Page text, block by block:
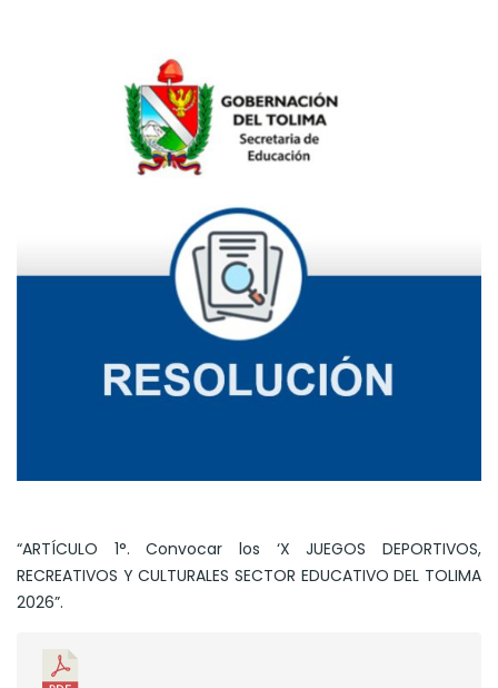
“ARTÍCULO 1°. Convocar los ‘X JUEGOS DEPORTIVOS,
RECREATIVOS Y CULTURALES SECTOR EDUCATIVO DEL TOLIMA
2026”.